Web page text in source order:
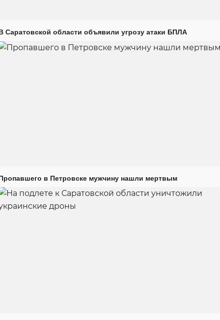
Саратовской области объявили угрозу атаки БПЛА
в Петровске мужчину нашли мертвым